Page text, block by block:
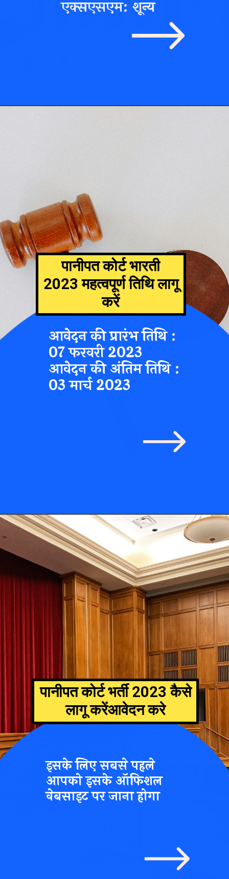
एक्सएसएम: शून्य
आवेदन की प्रारंभ तिथि :
07 फरवरी 2023
आवेदन की अंतिम तिथि :
03 मार्च 2023
पानीपत कोर्ट भारती
2023 महत्वपूर्ण तिथि लागू
करें
पानीपत कोर्ट भर्ती 2023 कैसे
लागू करेंआवेदन करे
इसके लिए सबसे पहले
आपको इसके ऑफिशल
वेबसाइट पर जाना होगा